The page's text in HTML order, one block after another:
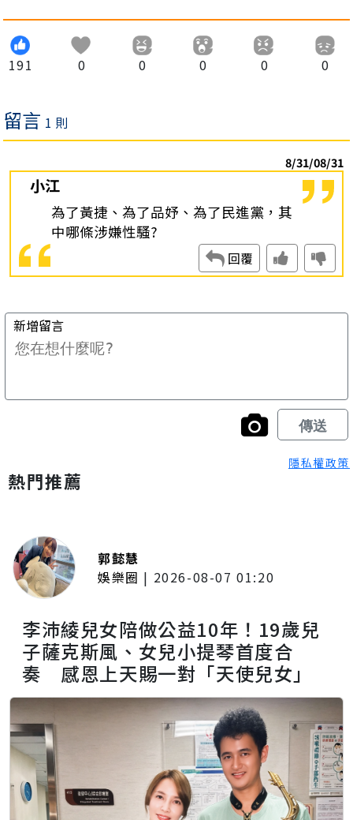
191 0 0 0 0 0
隱私權政策
熱門推薦
郭懿慧
娛樂圈 | 2026-08-07 01:20
李沛綾兒女陪做公益10年！19歲兒
子薩克斯風、女兒小提琴首度合
奏 感恩上天賜一對「天使兒女」